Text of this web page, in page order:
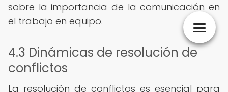
sobre la importancia de la comunicación en
el trabajo en equipo.
4.3 Dinámicas de resolución de
conflictos
La resolución de conflictos es esencial para